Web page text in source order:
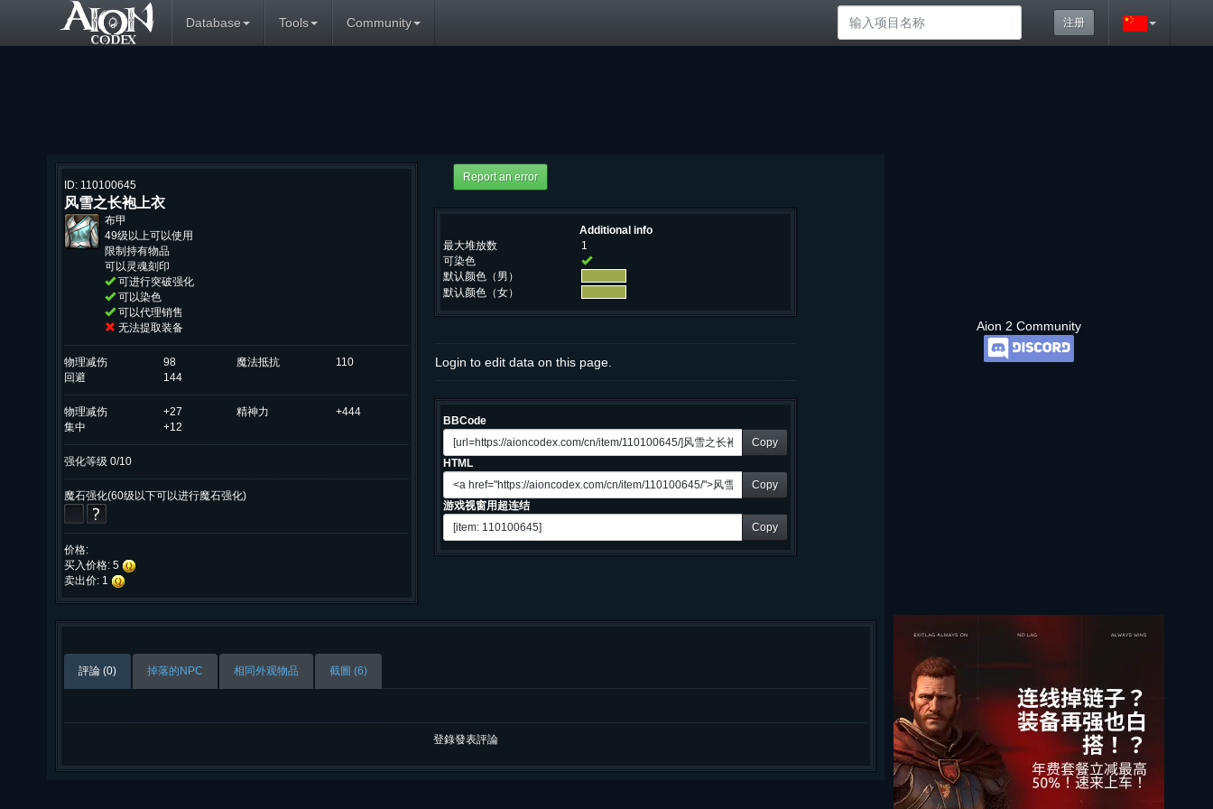
Database Tools Community 注册
Aion 2 Community
ID: 110100645
风雪之长袍上衣
布甲
49级以上可以使用
限制持有物品
可以灵魂刻印
可进行突破强化
可以染色
可以代理销售
无法提取装备
物理减伤 98 魔法抵抗
110
回避
144
物理减伤 +27 精神力
+444
集中
+12
强化等级 0/10
魔石强化(60级以下可以进行魔石强化)
价格:
买入价格: 5
卖出价: 1
Additional info
最大堆放数
1
可染色
默认颜色（男）
默认颜色（女）
Login to edit data on this page.
BBCode
Copy
HTML
Copy
游戏视窗用超连结
Copy
評論 (0) 掉落的NPC 相同外观物品 截圖 (6)
登錄發表評論